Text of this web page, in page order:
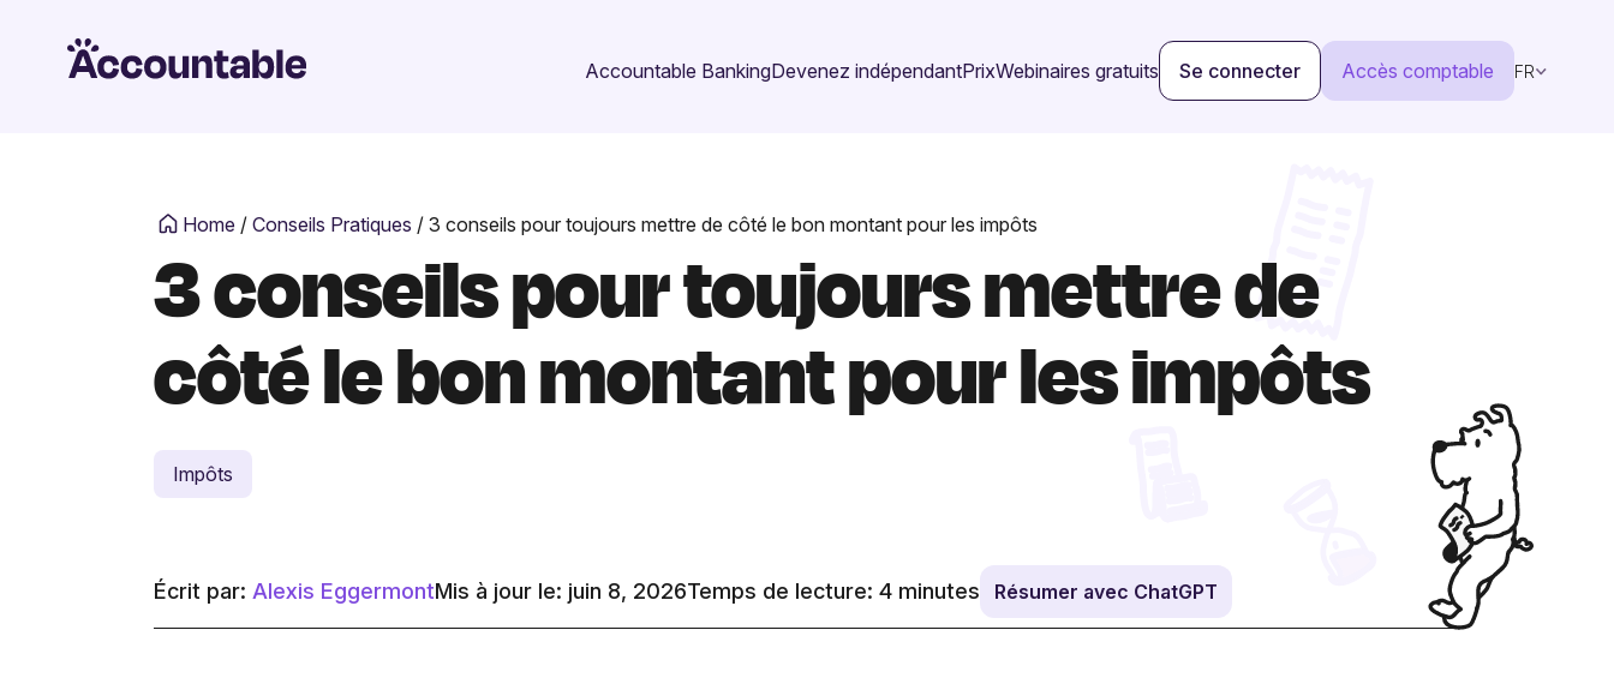
Accountable BankingDevenez indépendantPrixWebinaires gratuits Se connecter Accès comptable FR
Home / Conseils Pratiques / 3 conseils pour toujours mettre de côté le bon montant pour les impôts
3 conseils pour toujours mettre de
côté le bon montant pour les impôts
Impôts
Écrit par: Alexis EggermontMis à jour le: juin 8, 2026Temps de lecture: 4 minutes Résumer avec ChatGPT